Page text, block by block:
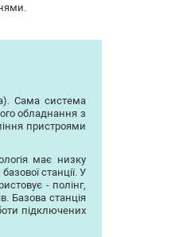
Сама система
обладнання з
пристроями
має низку
станції. У
- полінг,
Базова станція
підключених